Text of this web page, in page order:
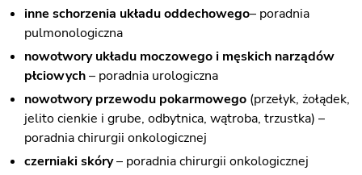
inne schorzenia układu oddechowego– poradnia
pulmonologiczna
nowotwory układu moczowego i męskich narządów
płciowych– poradnia urologiczna
nowotwory przewodu pokarmowego (przełyk, żołądek,
jelito cienkie i grube, odbytnica, wątroba, trzustka) –
poradnia chirurgii onkologicznej
czerniaki skóry– poradnia chirurgii onkologicznej